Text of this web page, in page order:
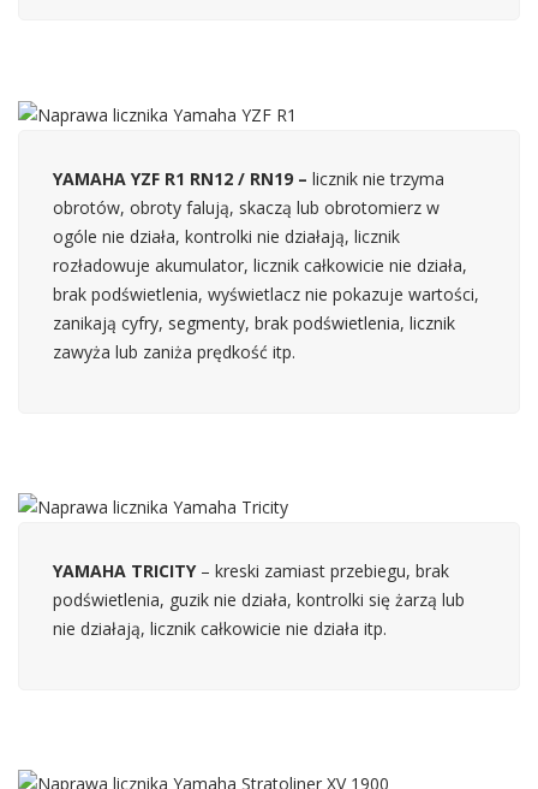
YAMAHA YZF R1 RN12 / RN19 – licznik nie trzyma
obrotów, obroty falują, skaczą lub obrotomierz w
ogóle nie działa, kontrolki nie działają, licznik
rozładowuje akumulator, licznik całkowicie nie działa,
brak podświetlenia, wyświetlacz nie pokazuje wartości,
zanikają cyfry, segmenty, brak podświetlenia, licznik
zawyża lub zaniża prędkość itp.
YAMAHA TRICITY– kreski zamiast przebiegu, brak
podświetlenia, guzik nie działa, kontrolki się żarzą lub
nie działają, licznik całkowicie nie działa itp.